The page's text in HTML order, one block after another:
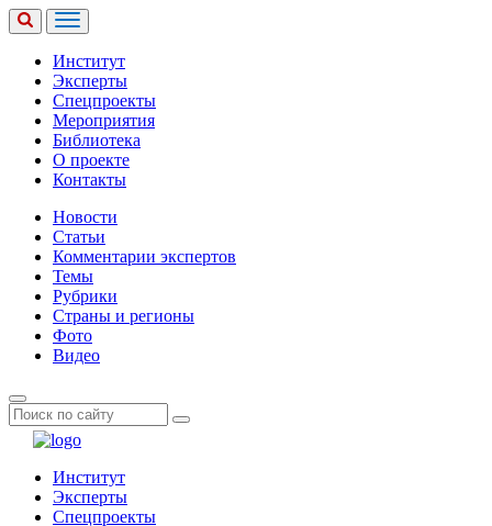
Институт
Эксперты
Спецпроекты
Мероприятия
Библиотека
О проекте
Контакты
Новости
Статьи
Комментарии экспертов
Темы
Рубрики
Страны и регионы
Фото
Видео
Институт
Эксперты
Спецпроекты